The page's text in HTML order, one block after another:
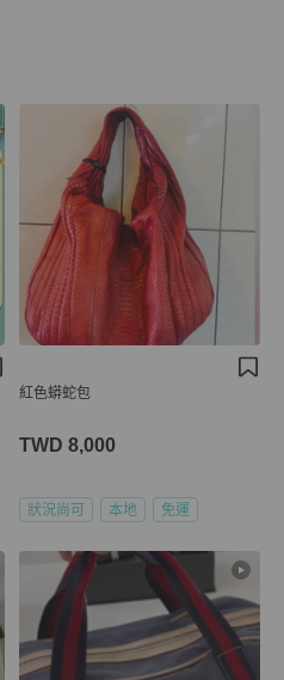
紅色蟒蛇包
TWD 8,000
狀況尚可 本地 免運